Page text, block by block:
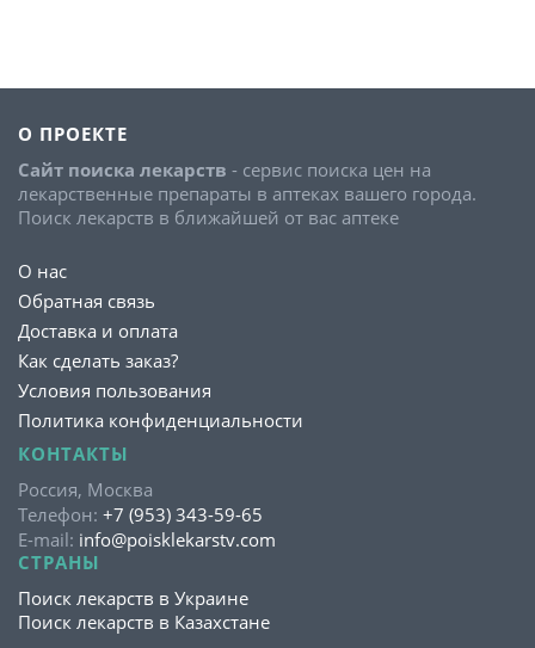
О ПРОЕКТЕ
Сайт поиска лекарств - сервис поиска цен на
лекарственные препараты в аптеках вашего города.
Поиск лекарств в ближайшей от вас аптеке
О нас
Обратная связь
Доставка и оплата
Как сделать заказ?
Условия пользования
Политика конфиденциальности
КОНТАКТЫ
Россия, Москва
Телефон: +7 (953) 343-59-65
E-mail: info@poisklekarstv.com
СТРАНЫ
Поиск лекарств в Украине
Поиск лекарств в Казахстане